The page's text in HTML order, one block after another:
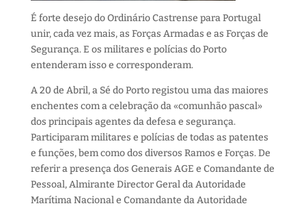
É forte desejo do Ordinário Castrense para Portugal
unir, cada vez mais, as Forças Armadas e as Forças de
Segurança. E os militares e polícias do Porto
entenderam isso e corresponderam.
A 20 de Abril, a Sé do Porto registou uma das maiores
enchentes com a celebração da «comunhão pascal»
dos principais agentes da defesa e segurança.
Participaram militares e polícias de todas as patentes
e funções, bem como dos diversos Ramos e Forças. De
referir a presença dos Generais AGE e Comandante de
Pessoal, Almirante Director Geral da Autoridade
Marítima Nacional e Comandante da Autoridade